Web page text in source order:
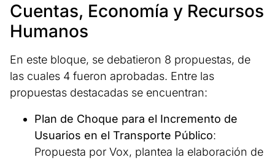
Cuentas, Economía y Recursos
Humanos
En este bloque, se debatieron 8 propuestas, de
las cuales 4 fueron aprobadas. Entre las
propuestas destacadas se encuentran:
Plan de Choque para el Incremento de
Usuarios en el Transporte Público:
Propuesta por Vox, plantea la elaboración de